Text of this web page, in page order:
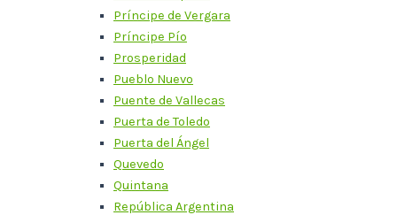
Príncipe de Vergara
Príncipe Pío
Prosperidad
Pueblo Nuevo
Puente de Vallecas
Puerta de Toledo
Puerta del Ángel
Quevedo
Quintana
República Argentina